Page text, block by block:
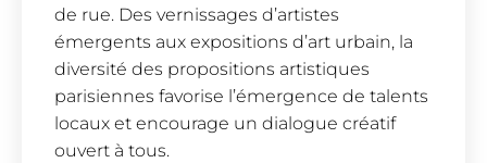
de rue. Des vernissages d’artistes
émergents aux expositions d’art urbain, la
diversité des propositions artistiques
parisiennes favorise l’émergence de talents
locaux et encourage un dialogue créatif
ouvert à tous.